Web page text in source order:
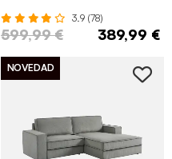
3.9 (78)
599,99 € 389,99 €
NOVEDAD